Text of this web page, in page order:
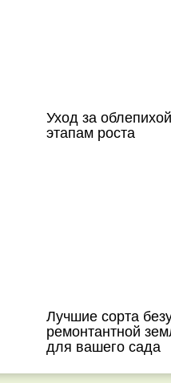
Уход за
этапам роста
Лучшие сорта
ремонтантной
для вашего сада